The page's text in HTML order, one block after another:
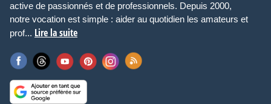
active de passionnés et de professionnels. Depuis 2000,
notre vocation est simple : aider au quotidien les amateurs et
prof... Lire la suite